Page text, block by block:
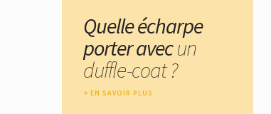
Quelle écharpe
porter avecun
duffle-coat ?
EN SAVOIR PLUS